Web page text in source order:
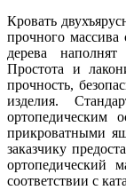
Кровать
прочного
дерева
Простота и
прочность,
изделия.
ортопедическим
прикроватными
заказчику
ортопедический
соответствии с